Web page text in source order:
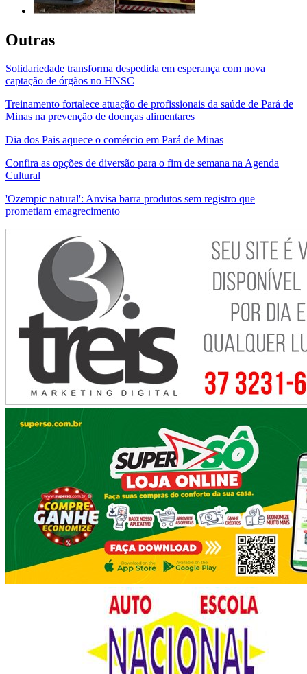
Outras
Solidariedade transforma despedida em esperança com nova
captação de órgãos no HNSC
Treinamento fortalece atuação de profissionais da saúde de Pará de
Minas na prevenção de doenças alimentares
Dia dos Pais aquece o comércio em Pará de Minas
Confira as opções de diversão para o fim de semana na Agenda
Cultural
'Ozempic natural': Anvisa barra produtos sem registro que
prometiam emagrecimento